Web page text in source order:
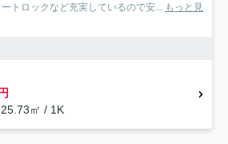
トロックなど充実しているので安... もっと見
㎡ / 1K